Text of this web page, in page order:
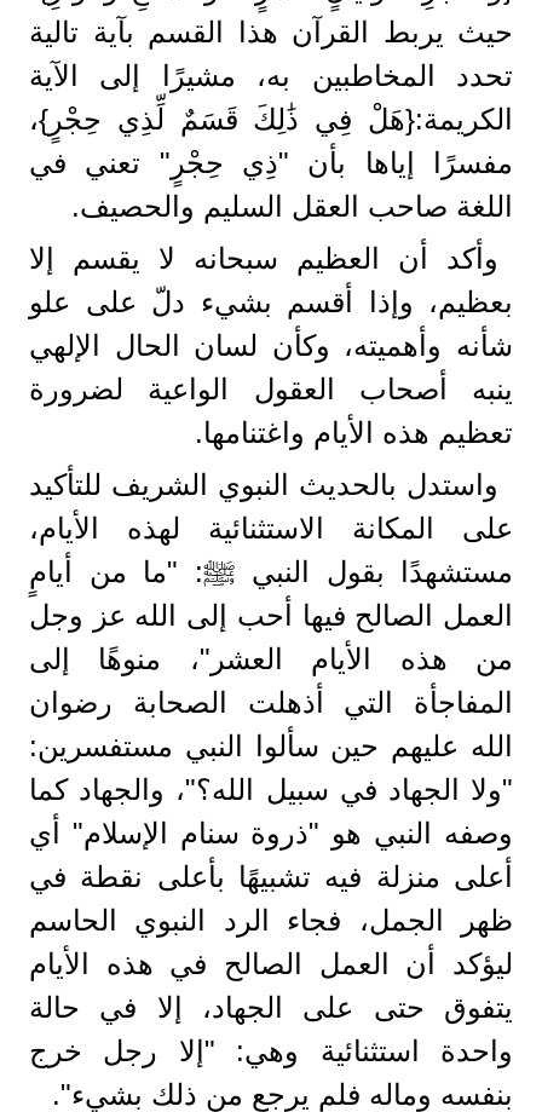
حيث يربط القرآن هذا القسم بآية تالية
تحدد المخاطبين به، مشيرًا إلى الآية
الكريمة:{هَلْ فِي ذَٰلِكَ قَسَمٌ لِّذِي حِجْرٍ}،
مفسرًا إياها بأن "ذِي حِجْرٍ" تعني في
اللغة صاحب العقل السليم والحصيف.
وأكد أن العظيم سبحانه لا يقسم إلا
بعظيم، وإذا أقسم بشيء دلّ على علو
شأنه وأهميته، وكأن لسان الحال الإلهي
ينبه أصحاب العقول الواعية لضرورة
تعظيم هذه الأيام واغتنامها.
واستدل بالحديث النبوي الشريف للتأكيد
على المكانة الاستثنائية لهذه الأيام،
مستشهدًا بقول النبي ﷺ: "ما من أيامٍ
العمل الصالح فيها أحب إلى الله عز وجل
من هذه الأيام العشر"، منوهًا إلى
المفاجأة التي أذهلت الصحابة رضوان
الله عليهم حين سألوا النبي مستفسرين:
"ولا الجهاد في سبيل الله؟"، والجهاد كما
وصفه النبي هو "ذروة سنام الإسلام" أي
أعلى منزلة فيه تشبيهًا بأعلى نقطة في
ظهر الجمل، فجاء الرد النبوي الحاسم
ليؤكد أن العمل الصالح في هذه الأيام
يتفوق حتى على الجهاد، إلا في حالة
واحدة استثنائية وهي: "إلا رجل خرج
بنفسه وماله فلم يرجع من ذلك بشيء".